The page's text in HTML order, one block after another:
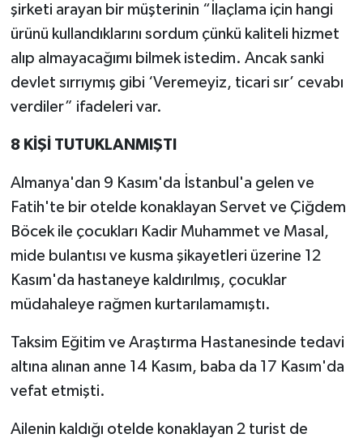
şirketi arayan bir müşterinin “İlaçlama için hangi
ürünü kullandıklarını sordum çünkü kaliteli hizmet
alıp almayacağımı bilmek istedim. Ancak sanki
devlet sırrıymış gibi ‘Veremeyiz, ticari sır’ cevabı
verdiler” ifadeleri var.
8 KİŞİ TUTUKLANMIŞTI
Almanya'dan 9 Kasım'da İstanbul'a gelen ve
Fatih'te bir otelde konaklayan Servet ve Çiğdem
Böcek ile çocukları Kadir Muhammet ve Masal,
mide bulantısı ve kusma şikayetleri üzerine 12
Kasım'da hastaneye kaldırılmış, çocuklar
müdahaleye rağmen kurtarılamamıştı.
Taksim Eğitim ve Araştırma Hastanesinde tedavi
altına alınan anne 14 Kasım, baba da 17 Kasım'da
vefat etmişti.
Ailenin kaldığı otelde konaklayan 2 turist de